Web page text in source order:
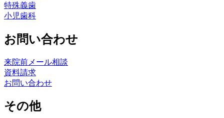
特殊義歯
小児歯科
お問い合わせ
来院前メール相談
資料請求
お問い合わせ
その他